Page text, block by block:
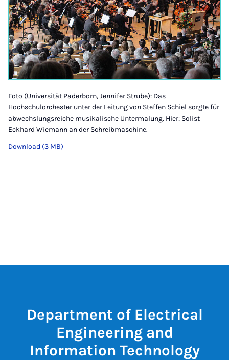
Foto (Universität Paderborn, Jennifer Strube): Das
Hochschulorchester unter der Leitung von Steffen Schiel sorgte für
abwechslungsreiche musikalische Untermalung. Hier: Solist
Eckhard Wiemann an der Schreibmaschine.
Download (3 MB)
Department of Electrical
Engineering and
Information Technology